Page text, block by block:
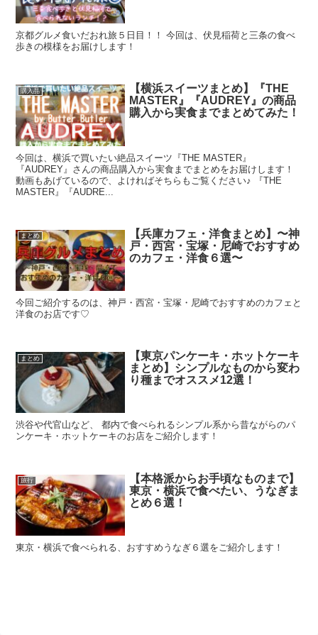
京都グルメ食いだおれ旅５日目！！ 今回は、伏見稲荷と三条の食べ
歩きの模様をお届けします！
購入品
【横浜スイーツまとめ】『THE
MASTER』『AUDREY』の商品
購入から実食までまとめてみた！
今回は、横浜で買いたい絶品スイーツ『THE MASTER』
『AUDREY』さんの商品購入から実食までまとめをお届けします！
動画もあげているので、よければそちらもご覧ください♪ 『THE
MASTER』『AUDRE...
まとめ
【兵庫カフェ・洋食まとめ】〜神
戸・西宮・宝塚・尼崎でおすすめ
のカフェ・洋食６選〜
今回ご紹介するのは、神戸・西宮・宝塚・尼崎でおすすめのカフェと
洋食のお店です♡
まとめ
【東京パンケーキ・ホットケーキ
まとめ】シンプルなものから変わ
り種までオススメ12選！
渋谷や代官山など、 都内で食べられるシンプル系から昔ながらのパ
ンケーキ・ホットケーキのお店をご紹介します！
旅行
【本格派からお手頃なものまで】
東京・横浜で食べたい、うなぎま
とめ６選！
東京・横浜で食べられる、おすすめうなぎ６選をご紹介します！